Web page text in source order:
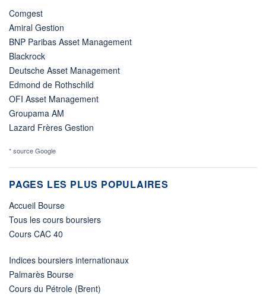
Comgest
Amiral Gestion
BNP Paribas Asset Management
Blackrock
Deutsche Asset Management
Edmond de Rothschild
OFI Asset Management
Groupama AM
Lazard Frères Gestion
* source Google
PAGES LES PLUS POPULAIRES
Accueil Bourse
Tous les cours boursiers
Cours CAC 40
Indices boursiers internationaux
Palmarès Bourse
Cours du Pétrole (Brent)